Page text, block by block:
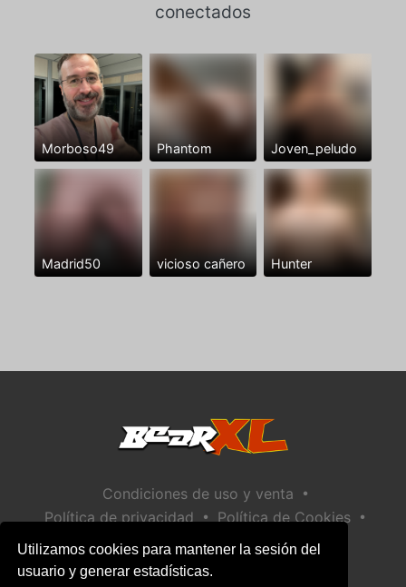
Utilizamos cookies para mantener la sesión del
usuario y generar estadísticas.
conectados
Morboso49 Phantom Joven_peludo
Madrid50 vicioso cañero Hunter
Condiciones de uso y venta •
Política de privacidad • Política de Cookies •
Política de seguridad infantil
Ayuda / Contactar